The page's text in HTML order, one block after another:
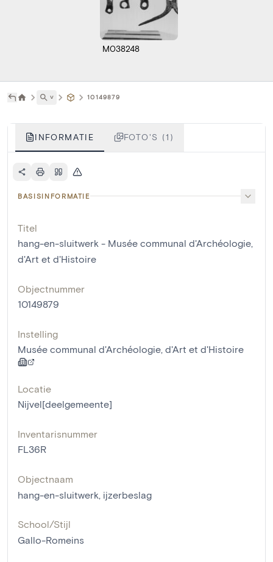
M038248
˅ 10149879
INFORMATIE FOTO'S (1)
BASISINFORMATIE
Titel
hang-en-sluitwerk - Musée communal d'Archéologie,
d'Art et d'Histoire
Objectnummer
10149879
Instelling
Musée communal d'Archéologie, d'Art et d'Histoire
Locatie
Nijvel[deelgemeente]
Inventarisnummer
FL36R
Objectnaam
hang-en-sluitwerk ijzerbeslag
School/Stijl
Gallo-Romeins